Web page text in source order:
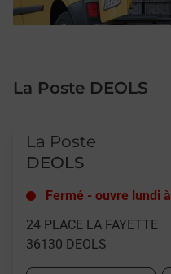
La Poste DEOLS
La Poste
DEOLS
Fermé - ouvre lundi à
24 PLACE LA FAYETTE
36130 DEOLS